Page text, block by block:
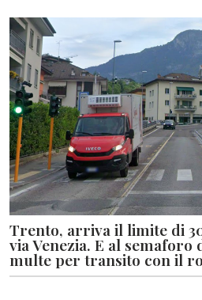
Trento, arriva il limite di
via Venezia. E al semaforo
multe per transito con il